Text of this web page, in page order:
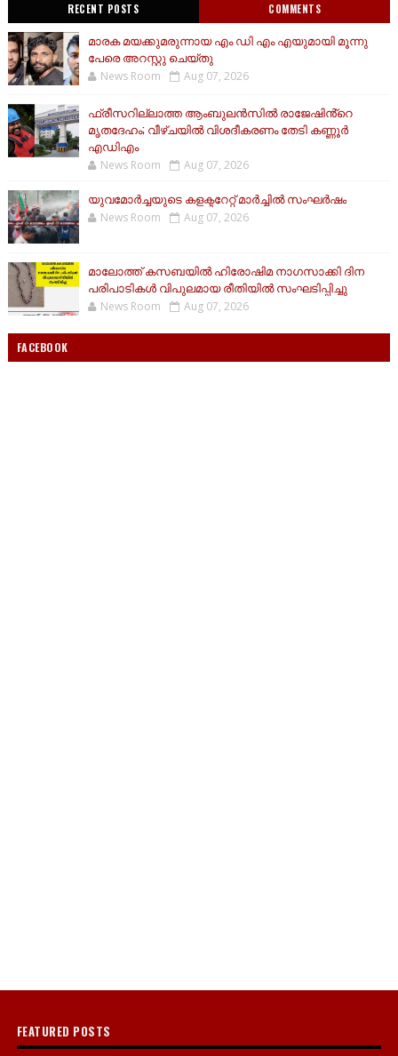
RECENT POSTS COMMENTS
മാരക മയക്കുമരുന്നായ എം ഡി എം എയുമായി മൂന്നു
പേരെ അറസ്റ്റു ചെയ്തു
News Room Aug 07, 2026
ഫ്രീസറില്ലാത്ത ആംബുലൻസിൽ രാജേഷിൻ്റെ
മൃതദേഹം; വീഴ്ചയിൽ വിശദീകരണം തേടി കണ്ണൂർ
എഡിഎം
News Room Aug 07, 2026
യുവമോര്‍ച്ചയുടെ കളക്ടറേറ്റ് മാര്‍ച്ചില്‍ സംഘര്‍ഷം
News Room Aug 07, 2026
മാലോത്ത് കസബയിൽ ഹിരോഷിമ നാഗസാക്കി ദിന
പരിപാടികൾ വിപുലമായ രീതിയിൽ സംഘടിപ്പിച്ചു
News Room Aug 07, 2026
FACEBOOK
FEATURED POSTS